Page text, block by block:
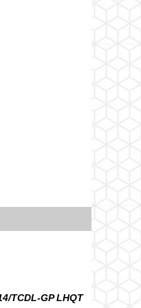
TCDL-GP LHQT